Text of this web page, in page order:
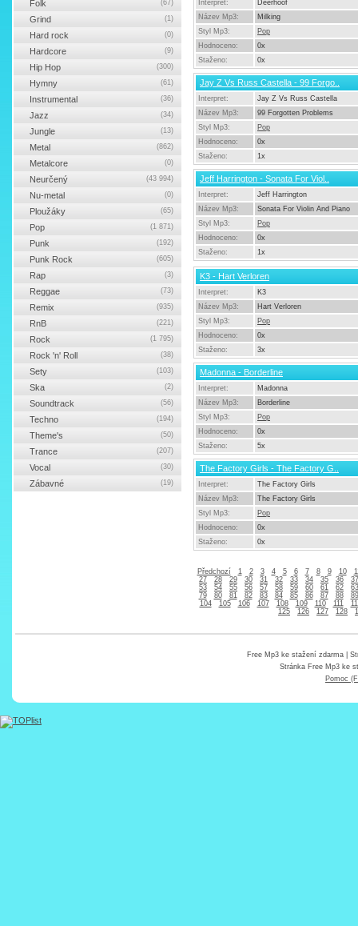
Interpret:
Deerhoof
Název Mp3:
Milking
Styl Mp3:
Pop
Hodnoceno:
0x
Staženo:
0x
Jay Z Vs Russ Castella - 99 Forgo..
Interpret:
Jay Z Vs Russ Castella
Název Mp3:
99 Forgotten Problems
Styl Mp3:
Pop
Hodnoceno:
0x
Staženo:
1x
Jeff Harrington - Sonata For Viol..
Interpret:
Jeff Harrington
Název Mp3:
Sonata For Violin And Piano
Styl Mp3:
Pop
Hodnoceno:
0x
Staženo:
1x
K3 - Hart Verloren
Interpret:
K3
Název Mp3:
Hart Verloren
Styl Mp3:
Pop
Hodnoceno:
0x
Staženo:
3x
Madonna - Borderline
Interpret:
Madonna
Název Mp3:
Borderline
Styl Mp3:
Pop
Hodnoceno:
0x
Staženo:
5x
The Factory Girls - The Factory G..
Interpret:
The Factory Girls
Název Mp3:
The Factory Girls
Styl Mp3:
Pop
Hodnoceno:
0x
Staženo:
0x
Předchozí 1 2 3 4 5 6 7 8 9 10
27
28 29 30 31 32 33 34 35 36
37
53
54 55 56 57 58 59 60 61 62
63
79
80 81 82 83 84 85 86 87 88
89
104
105 106 107 108 109 110 111
125
126 127 128
Folk (67)
Grind (1)
Hard rock (0)
Hardcore (9)
Hip Hop (300)
Hymny (61)
Instrumental (36)
Jazz (34)
Jungle (13)
Metal (862)
Metalcore (0)
Neurčený (43 994)
Nu-metal (0)
Ploužáky (65)
Pop (1 871)
Punk (192)
Punk Rock (605)
Rap (3)
Reggae (73)
Remix (935)
RnB (221)
Rock (1 795)
Rock 'n' Roll (38)
Sety (103)
Ska (2)
Soundtrack (56)
Techno (194)
Theme's (50)
Trance (207)
Vocal (30)
Zábavné (19)
Free Mp3 ke stažení zdarma|
Stránka Free Mp3 ke
Pomoc